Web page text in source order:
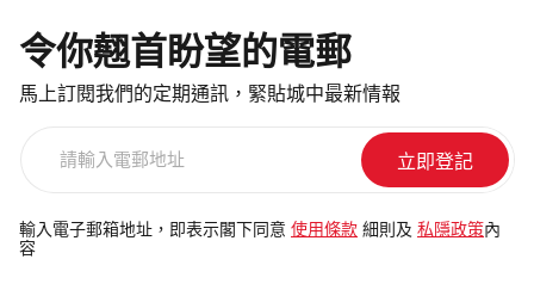
令你翹首盼望的電郵
馬上訂閱我們的定期通訊，緊貼城中最新情報
電
郵
輸入電子郵箱地址，即表示閣下同意 使用條款 細則及 私隱政策 內
容